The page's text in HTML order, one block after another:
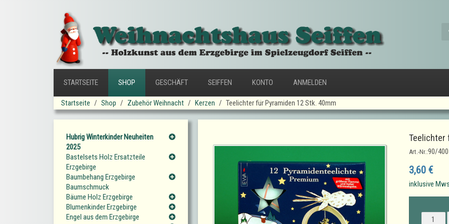
STARTSEITE SHOP GESCHÄFT SEIFFEN KONTO ANMELDEN
Startseite Shop Zubehör Weihnacht Kerzen Teelichter für Pyramiden 12 Stk. 40mm
Teelichter
Art.-Nr.:90/400
3,60 €
inklusive
Hubrig Winterkinder Neuheiten
2025
Bastelsets Holz Ersatzteile
Erzgebirge
Baumbehang Erzgebirge
Baumschmuck
Bäume Holz Erzgebirge
Blumenkinder Erzgebirge
Engel aus dem Erzgebirge